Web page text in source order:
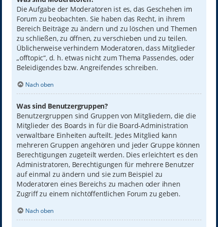
Die Aufgabe der Moderatoren ist es, das Geschehen im
Forum zu beobachten. Sie haben das Recht, in ihrem
Bereich Beiträge zu ändern und zu löschen und Themen
zu schließen, zu öffnen, zu verschieben und zu teilen.
Üblicherweise verhindern Moderatoren, dass Mitglieder
„offtopic“, d. h. etwas nicht zum Thema Passendes, oder
Beleidigendes bzw. Angreifendes schreiben.
Nach oben
Was sind Benutzergruppen?
Benutzergruppen sind Gruppen von Mitgliedern, die die
Mitglieder des Boards in für die Board-Administration
verwaltbare Einheiten aufteilt. Jedes Mitglied kann
mehreren Gruppen angehören und jeder Gruppe können
Berechtigungen zugeteilt werden. Dies erleichtert es den
Administratoren, Berechtigungen für mehrere Benutzer
auf einmal zu ändern und sie zum Beispiel zu
Moderatoren eines Bereichs zu machen oder ihnen
Zugriff zu einem nichtöffentlichen Forum zu geben.
Nach oben